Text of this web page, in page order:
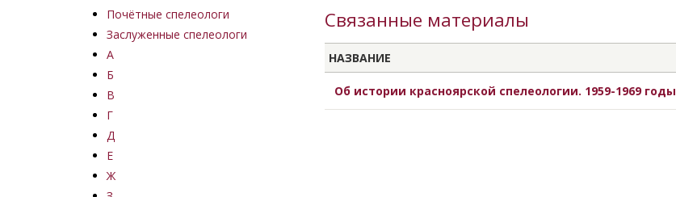
Почётные спелеологи
Заслуженные спелеологи
А
Б
В
Г
Д
Е
Ж
Связанные материалы
НАЗВАНИЕ
Об истории красноярской спелеологии. 1959-1969 годы